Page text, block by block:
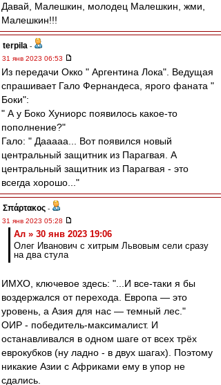
Давай, Малешкин, молодец Малешкин, жми,
Малешкин!!!
terpila -
31 янв 2023 06:53
Из передачи Окко " Аргентина Лока". Ведущая
спрашивает Гало Фернандеса, ярого фаната "
Боки":
" А у Боко Хуниорс появилось какое-то
пополнение?"
Гало: " Дааааа... Вот появился новый
центральный защитник из Парагвая. А
центральный защитник из Парагвая - это
всегда хорошо..."
Σπάρτακος -
31 янв 2023 05:28
Ал » 30 янв 2023 19:06
Олег Иванович с хитрым Львовым сели сразу
на два стула
ИМХО, ключевое здесь: "...И все-таки я бы
воздержался от перехода. Европа — это
уровень, а Азия для нас — темный лес."
ОИР - победитель-максималист. И
останавливался в одном шаге от всех трёх
еврокубков (ну ладно - в двух шагах). Поэтому
никакие Азии с Африками ему в упор не
сдались.